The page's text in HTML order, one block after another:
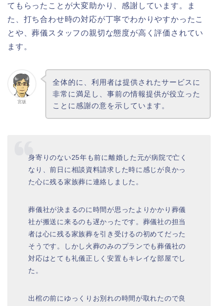
てもらったことが大変助かり、感謝しています。ま
た、打ち合わせ時の対応が丁寧でわかりやすかったこ
とや、葬儀スタッフの親切な態度が高く評価されてい
ます。
宮坂
全体的に、利用者は提供されたサービスに
非常に満足し、事前の情報提供が役立った
ことに感謝の意を示しています。
身寄りのない25年も前に離婚した元が病院で亡く
なり、前日に相談資料請求した時に感じが良かっ
た心に残る家族葬に連絡しました。
葬儀社が決まるのに時間が思ったよりかかり葬儀
社が搬送に来るのも遅かったです。葬儀社の担当
者は心に残る家族葬を引き受けるの初めてだった
そうです。しかし火葬のみのプランでも葬儀社の
対応はとても礼儀正しく安置もキレイな部屋でし
た。
出棺の前にゆっくりお別れの時間が取れたので良